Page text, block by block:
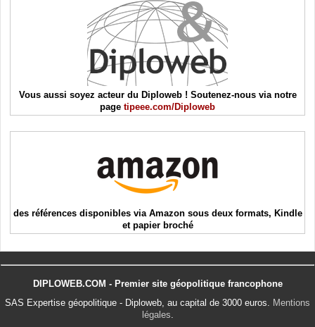
Vous aussi soyez acteur du Diploweb ! Soutenez-nous via notre
page tipeee.com/Diploweb
des références disponibles via Amazon sous deux formats, Kindle
et papier broché
DIPLOWEB.COM - Premier site géopolitique francophone
SAS Expertise géopolitique - Diploweb, au capital de 3000 euros.
Mentions
légales